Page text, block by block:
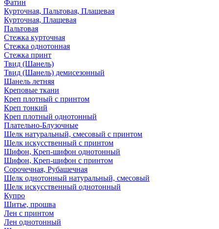
Фатин
Курточная, Пальтовая, Плащевая
Курточная, Плащевая
Пальтовая
Стежка курточная
Стежка однотонная
Стежка принт
Твид (Шанель)
Твид (Шанель) демисезонный
Шанель летняя
Креповые ткани
Креп плотный с принтом
Креп тонкий
Креп плотный однотонный
Плательно-Блузочные
Шелк натуральный, смесовый с принтом
Шелк искусственный с принтом
Шифон, Креп-шифон однотонный
Шифон, Креп-шифон с принтом
Сорочечная, Рубашечная
Шелк однотонный натуральный, смесовый
Шелк искусственный однотонный
Купро
Шитье, прошва
Лен с принтом
Лен однотонный